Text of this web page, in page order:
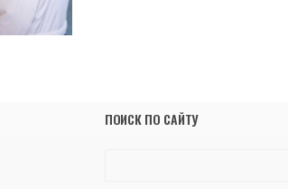
ПОИСК ПО САЙТУ